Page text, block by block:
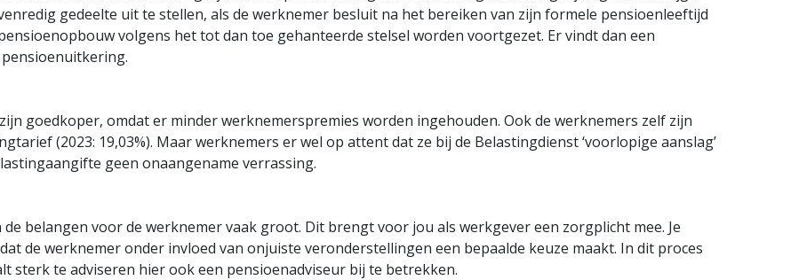
gedeelte uit te stellen, als de werknemer besluit na het bereiken van zijn formele pensioenleeftijd
volgens het tot dan toe gehanteerde stelsel worden voortgezet. Er vindt dan een
goedkoper, omdat er minder werknemerspremies worden ingehouden. Ook de werknemers zelf zijn
(2023: 19,03%). Maar werknemers er wel op attent dat ze bij de Belastingdienst ‘voorlopige aanslag’
geen onaangename verrassing.
belangen voor de werknemer vaak groot. Dit brengt voor jou als werkgever een zorgplicht mee. Je
de werknemer onder invloed van onjuiste veronderstellingen een bepaalde keuze maakt. In dit proces
sterk te adviseren hier ook een pensioenadviseur bij te betrekken.